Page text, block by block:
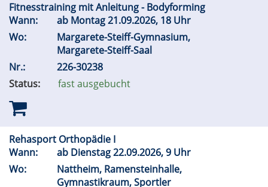
Fitnesstraining mit Anleitung - Bodyforming
Wann:
ab Montag 21.09.2026, 18 Uhr
Wo:
Margarete-Steiff-Gymnasium,
Margarete-Steiff-Saal
Nr.:
226-30238
Status:
fast ausgebucht
Rehasport Orthopädie I
Wann:
ab Dienstag 22.09.2026, 9 Uhr
Wo:
Nattheim, Ramensteinhalle,
Gymnastikraum, Sportler